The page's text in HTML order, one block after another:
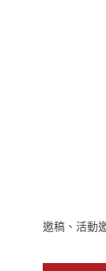
邀稿、活動